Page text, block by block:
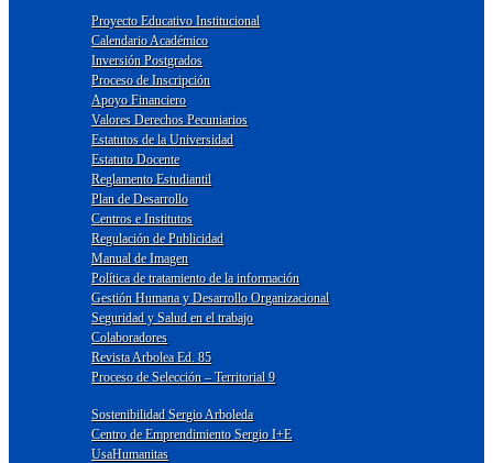
Proyecto Educativo Institucional
Calendario Académico
Inversión Postgrados
Proceso de Inscripción
Apoyo Financiero
Valores Derechos Pecuniarios
Estatutos de la Universidad
Estatuto Docente
Reglamento Estudiantil
Plan de Desarrollo
Centros e Institutos
Regulación de Publicidad
Manual de Imagen
Política de tratamiento de la información
Gestión Humana y Desarrollo Organizacional
Seguridad y Salud en el trabajo
Colaboradores
Revista Arbolea Ed. 85
Proceso de Selección – Territorial 9
Sostenibilidad Sergio Arboleda
Centro de Emprendimiento Sergio I+E
UsaHumanitas